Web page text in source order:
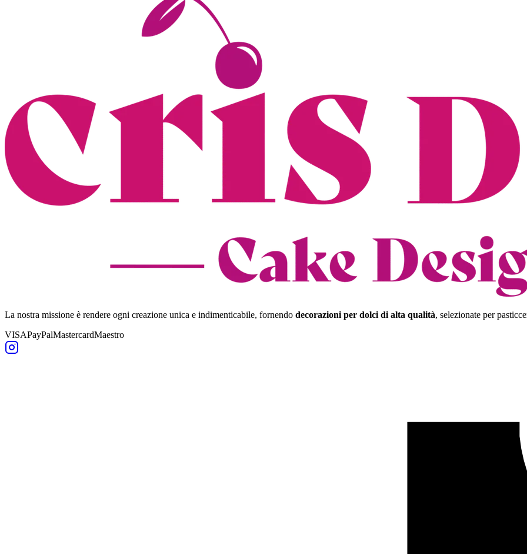
La nostra missione è rendere ogni creazione unica e indimenticabile, fornendo decorazioni per dolci di alta qualità, selezionate per
VISAPayPalMastercardMaestro